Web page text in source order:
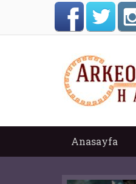
Anasayfa